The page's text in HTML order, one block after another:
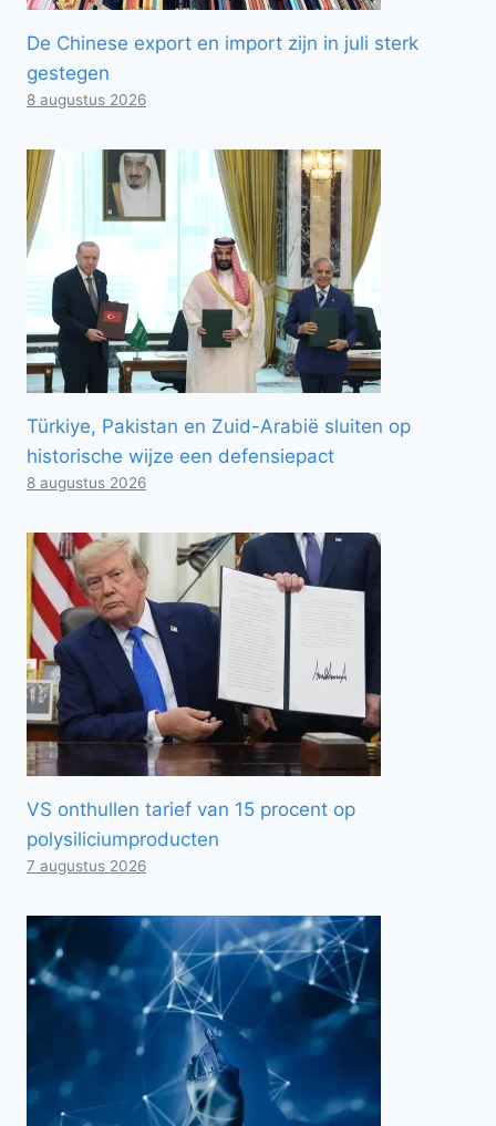
De Chinese export en import zijn in juli sterk
gestegen
8 augustus 2026
Türkiye, Pakistan en Zuid-Arabië sluiten op
historische wijze een defensiepact
8 augustus 2026
VS onthullen tarief van 15 procent op
polysiliciumproducten
7 augustus 2026